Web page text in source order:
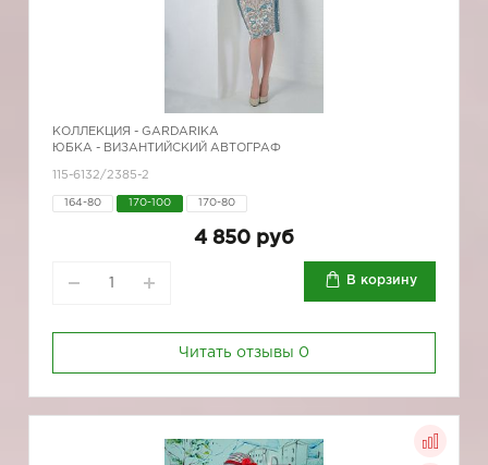
КОЛЛЕКЦИЯ - GARDARIKA
ЮБКА - ВИЗАНТИЙСКИЙ АВТОГРАФ
115-6132/2385-2
164-80 170-100 170-80
4 850 руб
В корзину
Читать отзывы 0